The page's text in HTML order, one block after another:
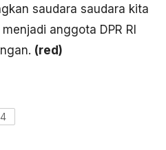
saudara saudara kita
anggota DPR RI
(red)